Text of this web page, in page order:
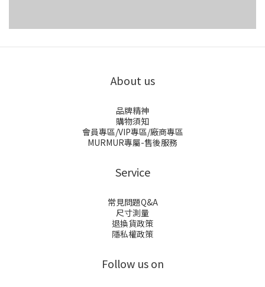
About us
品牌精神
購物須知
會員專區/VIP專區/廠商專區
MURMUR專屬-售後服務
Service
常見問題Q&A
尺寸測量
退換貨政策
隱私權政策
Follow us on